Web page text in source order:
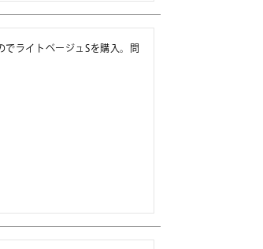
ライトベージュSを購入。問